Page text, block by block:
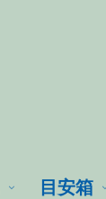
目安箱